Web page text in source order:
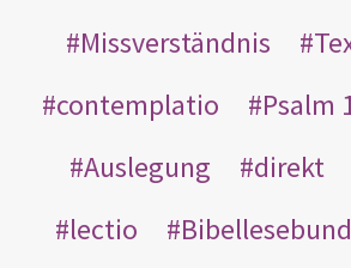
Missverständnis
contemplatio
Psalm
Auslegung
direkt
lectio
Bibellesebund